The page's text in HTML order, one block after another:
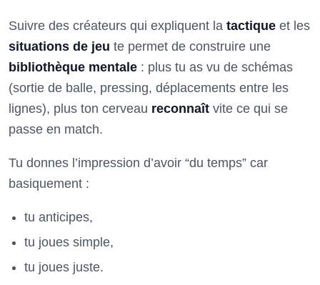
Suivre des créateurs qui expliquent la tactique et les
situations de jeu te permet de construire une
bibliothèque mentale : plus tu as vu de schémas
(sortie de balle, pressing, déplacements entre les
lignes), plus ton cerveau reconnaît vite ce qui se
passe en match.
Tu donnes l’impression d’avoir “du temps” car
basiquement :
tu anticipes,
tu joues simple,
tu joues juste.